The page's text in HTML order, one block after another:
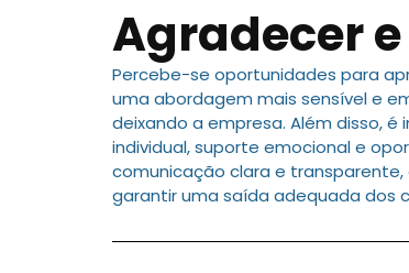
Agradecer
Percebe-se oportunidades para
uma abordagem mais sensível e
deixando a empresa. Além disso,
individual, suporte emocional e
comunicação clara e
garantir uma saída adequada dos